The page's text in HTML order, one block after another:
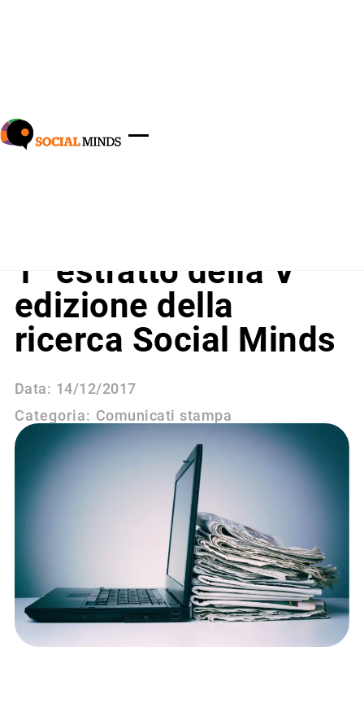
1° estratto della V
edizione della
ricerca Social Minds
Data: 14/12/2017
Categoria: Comunicati stampa